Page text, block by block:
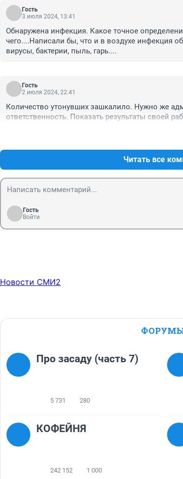
Гость
3 июля 2024, 13:41
Обнаружена инфекция. Какое точное
чего....Написали бы, что и в воздухе инфекция
вирусы, бактерии, пыль, гарь....
Гость
2 июля 2024, 22:41
Количество утонувших зашкалило. Нужно же
ответственность. Показать результаты своей
Читать все
Гость
Войти
Новости СМИ2
Про засаду (часть 7)
5 731 280
КОФЕЙНЯ
242 152 1 000